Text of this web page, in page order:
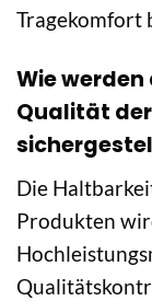
Tragekomfort
Wie
Qualität
Die
Produkten